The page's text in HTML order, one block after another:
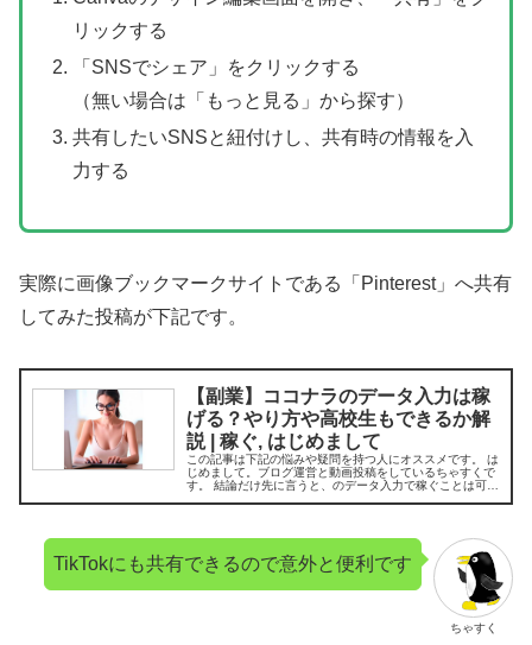
リックする
「SNSでシェア」をクリックする
（無い場合は「もっと見る」から探す）
共有したいSNSと紐付けし、共有時の情報を入
力する
実際に画像ブックマークサイトである「Pinterest」へ共有
してみた投稿が下記です。
【副業】ココナラのデータ入力は稼
げる？やり方や高校生もできるか解
説 | 稼ぐ, はじめまして
この記事は下記の悩みや疑問を持つ人にオススメです。 は
じめまして。ブログ運営と動画投稿をしているちゃすくで
す。 結論だけ先に言うと、のデータ入力で稼ぐことは可能
ちゃすく
TikTokにも共有できるので意外と便利です